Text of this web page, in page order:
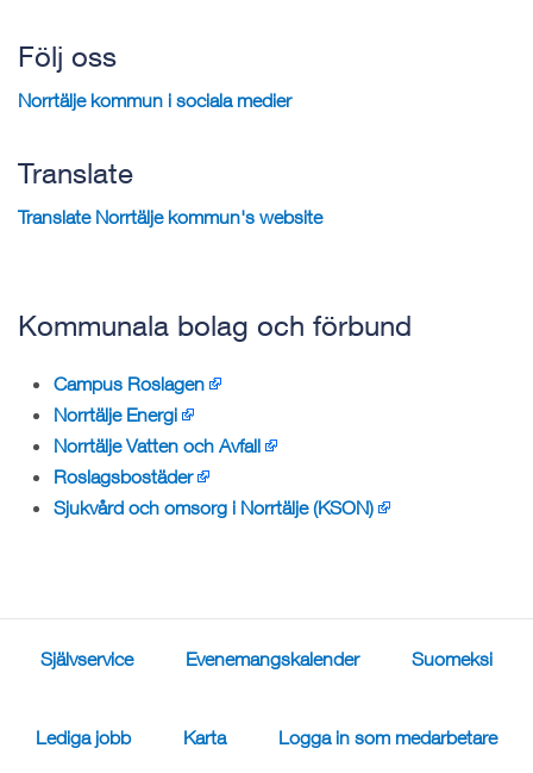
Följ oss
Norrtälje kommun i sociala medier
Translate
Translate Norrtälje kommun's website
Kommunala bolag och förbund
Campus Roslagen
Norrtälje Energi
Norrtälje Vatten och Avfall
Roslagsbostäder
Sjukvård och omsorg i Norrtälje (KSON)
Självservice Evenemangskalender Suomeksi
Lediga jobb Karta Logga in som medarbetare